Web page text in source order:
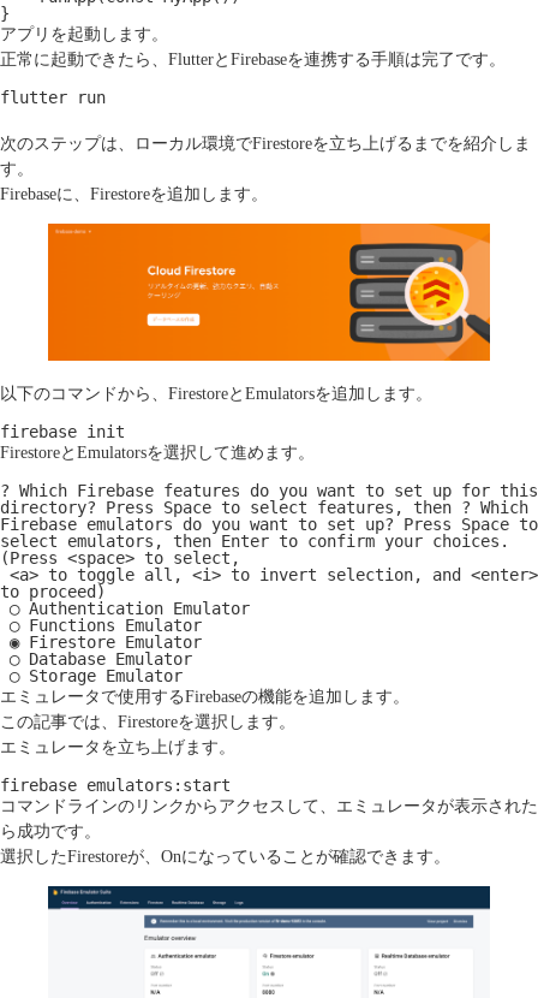
}
アプリを起動します。
正常に起動できたら、FlutterとFirebaseを連携する手順は完了です。
flutter run
次のステップは、ローカル環境でFirestoreを立ち上げるまでを紹介しま
す。
Firebaseに、Firestoreを追加します。
以下のコマンドから、FirestoreとEmulatorsを追加します。
firebase init
FirestoreとEmulatorsを選択して進めます。
? Which Firebase features do you want to set up for this
directory? Press Space to select features, then ? Which
Firebase emulators do you want to set up? Press Space to
select emulators, then Enter to confirm your choices.
(Press <space> to select,
to proceed)
◯ Storage Emulator
エミュレータで使用するFirebaseの機能を追加します。
この記事では、Firestoreを選択します。
エミュレータを立ち上げます。
firebase emulators:start
コマンドラインのリンクからアクセスして、エミュレータが表示された
ら成功です。
選択したFirestoreが、Onになっていることが確認できます。